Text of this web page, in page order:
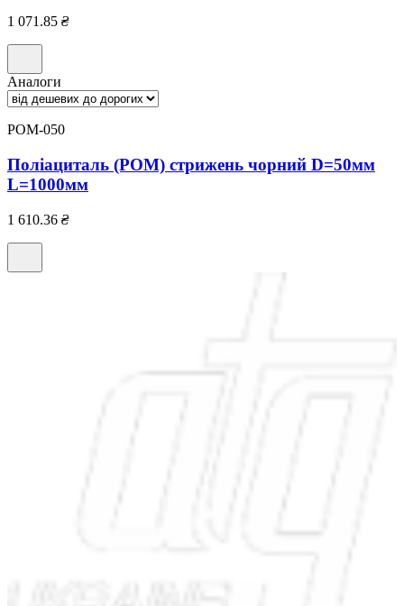
1 071.85 ₴
Аналоги
POM-050
Поліациталь (POM) стрижень чорний D=50мм
L=1000мм
1 610.36 ₴